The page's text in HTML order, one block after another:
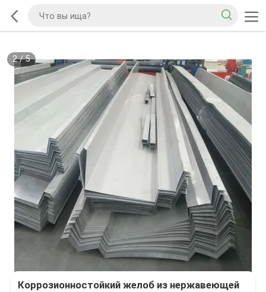
2/5
Коррозионностойкий желоб из нержавеющей